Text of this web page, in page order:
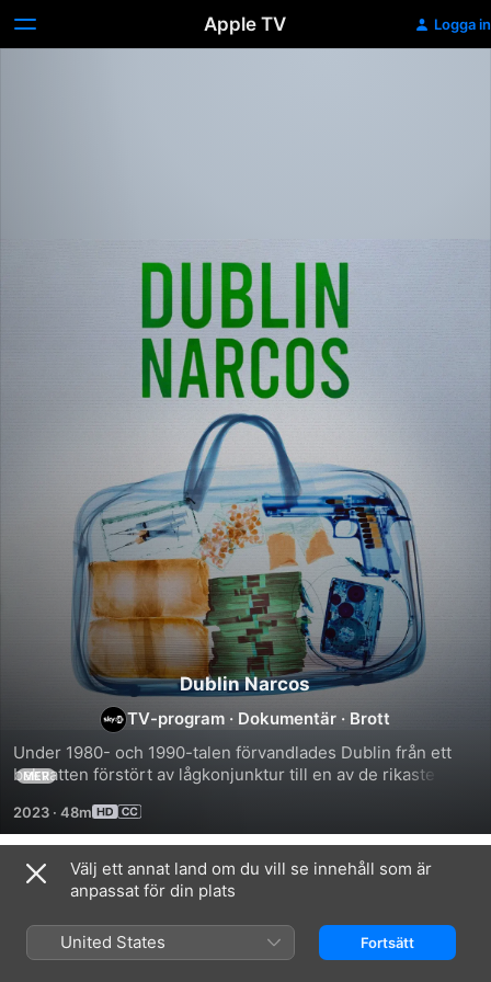
Apple TV Logga in
Dublin Narcos
TV-program · Dokumentär · Brott
Under 1980- och 1990-talen förvandlades Dublin från ett
bakvatten förstört av lågkonjunktur till en av de rikaste
köpa och sälja olagliga ämnen.
MER
2023 · 48m
Säsong 1
Välj ett annat land om du vill se innehåll som är
anpassat för din plats
United States Fortsätt